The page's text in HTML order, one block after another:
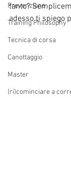
Prevenzione
Training Philosophy
Tecnica di corsa
Canottaggio
Master
(ri)cominciare a
tanto?
adesso ti spiego